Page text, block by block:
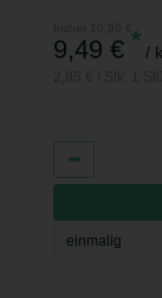
9,49 € * /